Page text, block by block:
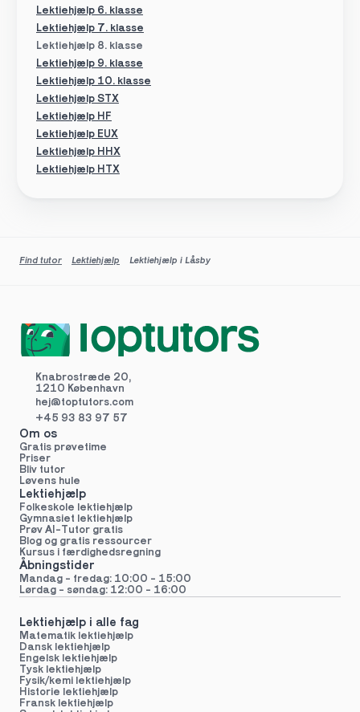
Lektiehjælp 8. klasse
Lektiehjælp 6. klasse
Lektiehjælp 7. klasse
Lektiehjælp 9. klasse
Lektiehjælp 10. klasse
Lektiehjælp HF
Lektiehjælp EUX
Lektiehjælp STX
Lektiehjælp HHX
Lektiehjælp HTX
Find tutor Lektiehjælp Lektiehjælp i Låsby
Knabrostræde 20,
1210 København
hej@toptutors.com
+45 93 83 97 57
Om os
Gratis prøvetime
Priser
Bliv tutor
Løvens hule
Lektiehjælp
Folkeskole lektiehjælp
Gymnasiet lektiehjælp
Prøv AI-Tutor gratis
Blog og gratis ressourcer
Kursus i færdighedsregning
Åbningstider
Mandag - fredag: 10:00 - 15:00
Lørdag - søndag: 12:00 - 16:00
Lektiehjælp i alle fag
Matematik lektiehjælp
Dansk lektiehjælp
Engelsk lektiehjælp
Tysk lektiehjælp
Fysik/kemi lektiehjælp
Historie lektiehjælp
Fransk lektiehjælp